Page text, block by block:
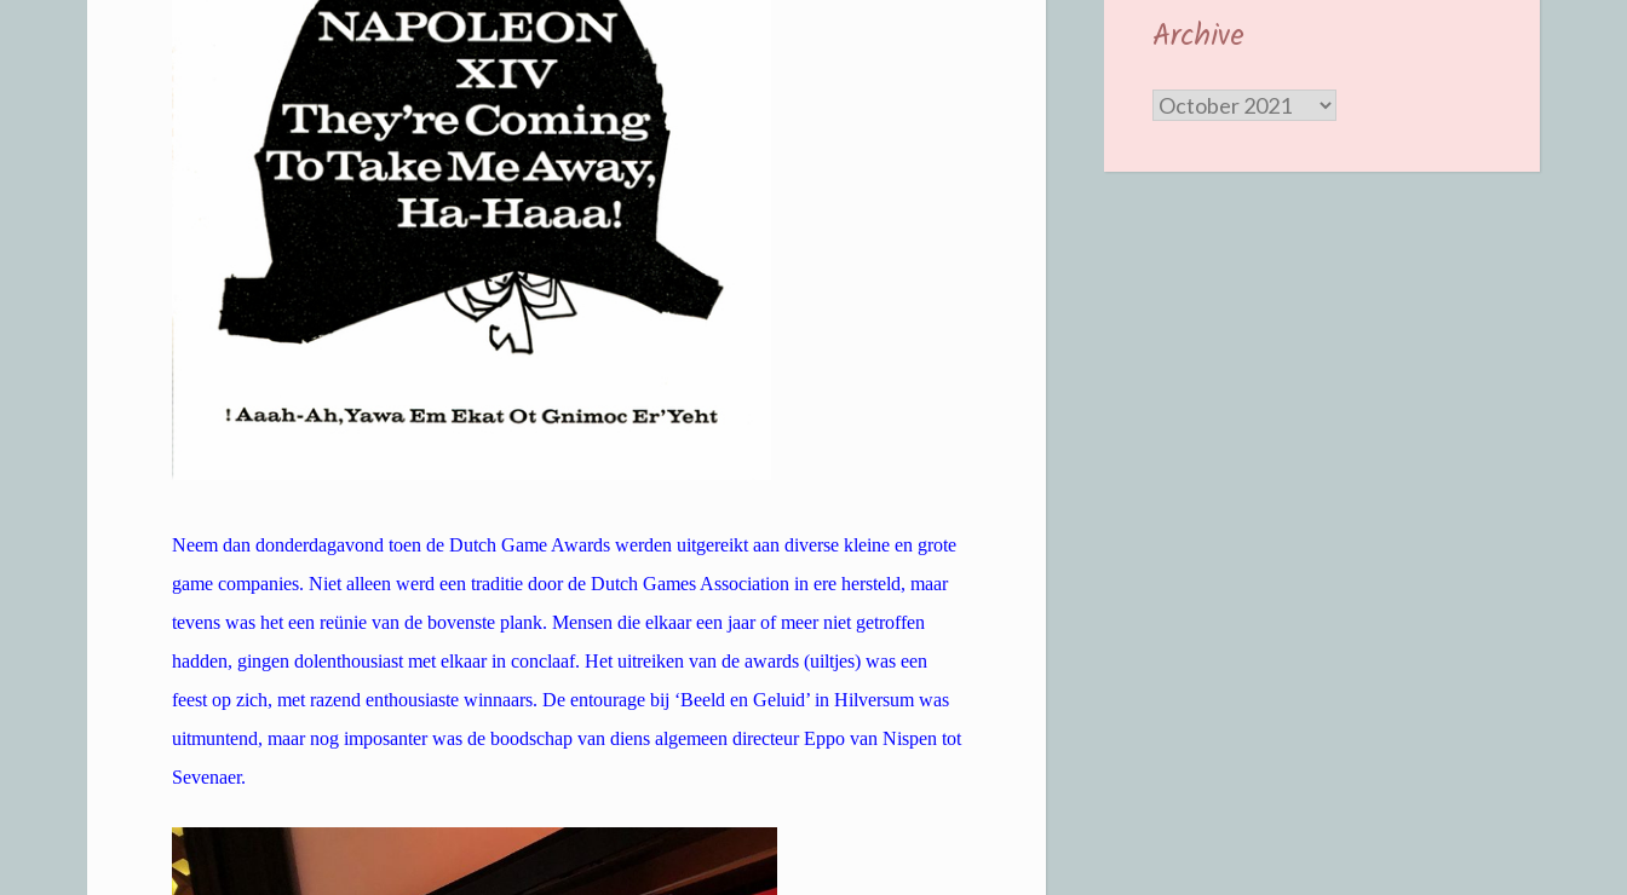
Neem dan donderdagavond toen de Dutch Game Awards werden uitgereikt aan diverse kleine en grote
game companies. Niet alleen werd een traditie door de Dutch Games Association in ere hersteld, maar
tevens was het een reünie van de bovenste plank. Mensen die elkaar een jaar of meer niet getroffen
hadden, gingen dolenthousiast met elkaar in conclaaf. Het uitreiken van de awards (uiltjes) was een
feest op zich, met razend enthousiaste winnaars. De entourage bij ‘Beeld en Geluid’ in Hilversum was
uitmuntend, maar nog imposanter was de boodschap van diens algemeen directeur Eppo van Nispen tot
Sevenaer.
Archive
Archive